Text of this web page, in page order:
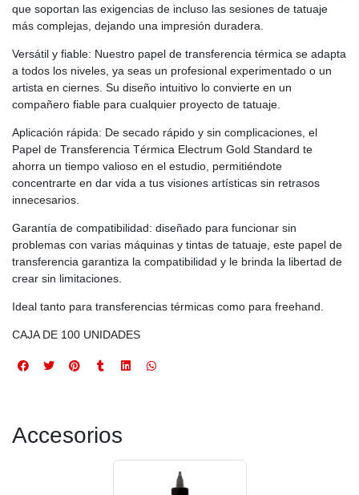
que soportan las exigencias de incluso las sesiones de tatuaje
más complejas, dejando una impresión duradera.
Versátil y fiable: Nuestro papel de transferencia térmica se adapta
a todos los niveles, ya seas un profesional experimentado o un
artista en ciernes. Su diseño intuitivo lo convierte en un
compañero fiable para cualquier proyecto de tatuaje.
Aplicación rápida: De secado rápido y sin complicaciones, el
Papel de Transferencia Térmica Electrum Gold Standard te
ahorra un tiempo valioso en el estudio, permitiéndote
concentrarte en dar vida a tus visiones artísticas sin retrasos
innecesarios.
Garantía de compatibilidad: diseñado para funcionar sin
problemas con varias máquinas y tintas de tatuaje, este papel de
transferencia garantiza la compatibilidad y le brinda la libertad de
crear sin limitaciones.
Ideal tanto para transferencias térmicas como para freehand.
CAJA DE 100 UNIDADES
Accesorios